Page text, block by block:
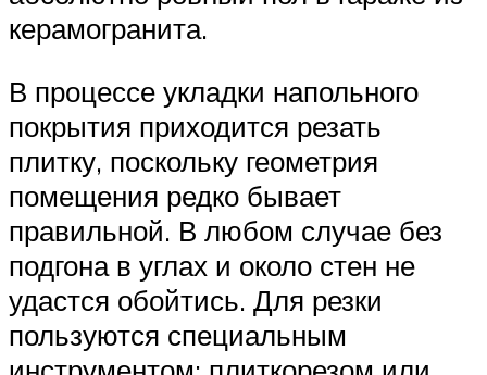
керамогранита.
В процессе укладки напольного
покрытия приходится резать
плитку, поскольку геометрия
помещения редко бывает
правильной. В любом случае без
подгона в углах и около стен не
удастся обойтись. Для резки
пользуются специальным